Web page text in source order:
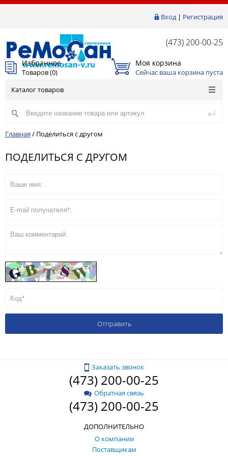
Вход| Регистрация
(473) 200-00-25
Избранное
Товаров (0)
Моя корзина
Сейчас ваша корзина пуста
Каталог товаров
Главная / Поделиться с другом
ПОДЕЛИТЬСЯ С ДРУГОМ
Заказать звонок
(473) 200-00-25
Обратная связь
(473) 200-00-25
ДОПОЛНИТЕЛЬНО
О компании
Поставщикам